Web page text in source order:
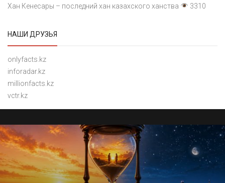
Хан Кенесары – последний хан казахского ханства
3310
НАШИ ДРУЗЬЯ
onlyfacts.kz
inforadar.kz
millionfacts.kz
vctr.kz